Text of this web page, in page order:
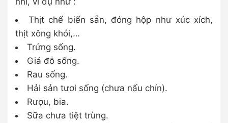
Thịt chế biến sẵn, đóng hộp như xúc xích,
thịt xông khói,…
Trứng sống.
Giá đỗ sống.
Rau sống.
Hải sản tươi sống (chưa nấu chín).
Rượu, bia.
Sữa chưa tiệt trùng.